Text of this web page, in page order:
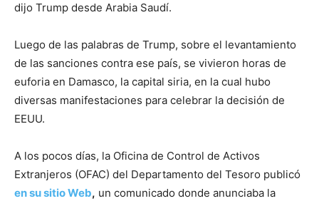
dijo Trump desde Arabia Saudí.
Luego de las palabras de Trump, sobre el levantamiento
de las sanciones contra ese país, se vivieron horas de
euforia en Damasco, la capital siria, en la cual hubo
diversas manifestaciones para celebrar la decisión de
EEUU.
A los pocos días, la Oficina de Control de Activos
Extranjeros (OFAC) del Departamento del Tesoro publicó
en su sitio Web, un comunicado donde anunciaba la